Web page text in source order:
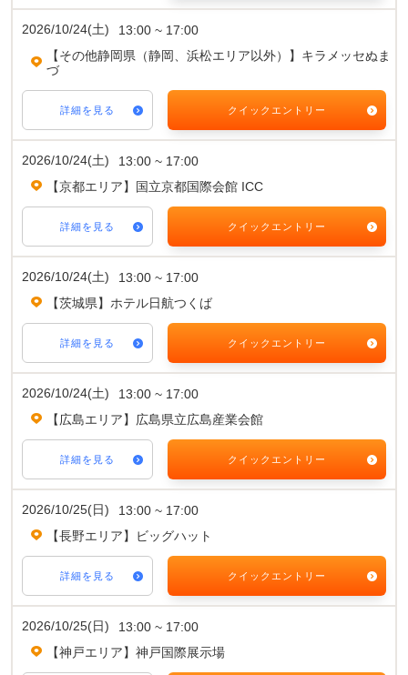
2026/10/24(土)
13:00 ~ 17:00
【その他静岡県（静岡、浜松エリア以外）】キラメッセぬま
づ
詳細を見る クイックエントリー
2026/10/24(土)
13:00 ~ 17:00
【京都エリア】国立京都国際会館 ICC
詳細を見る クイックエントリー
2026/10/24(土)
13:00 ~ 17:00
【茨城県】ホテル日航つくば
詳細を見る クイックエントリー
2026/10/24(土)
13:00 ~ 17:00
【広島エリア】広島県立広島産業会館
詳細を見る クイックエントリー
2026/10/25(日)
13:00 ~ 17:00
【長野エリア】ビッグハット
詳細を見る クイックエントリー
2026/10/25(日)
13:00 ~ 17:00
【神戸エリア】神戸国際展示場